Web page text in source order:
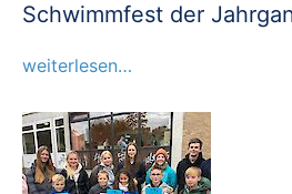
Schwimmfest der
weiterlesen…